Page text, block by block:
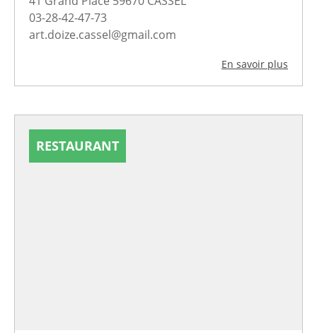
03-28-42-47-73
art.doize.cassel@gmail.com
En savoir plus
RESTAURANT